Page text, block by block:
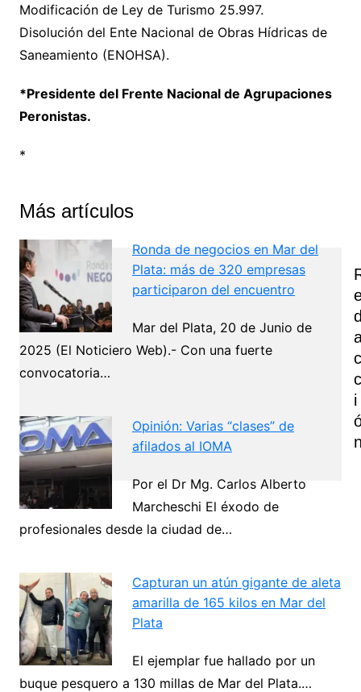
Modificación de Ley de Turismo 25.997.
Disolución del Ente Nacional de Obras Hídricas de
Saneamiento (ENOHSA).
*Presidente del Frente Nacional de Agrupaciones
Peronistas.
*
Más artículos
Ronda de negocios en Mar del
Plata: más de 320 empresas
participaron del encuentro
Mar del Plata, 20 de Junio de
2025 (El Noticiero Web).- Con una fuerte
convocatoria…
Opinión: Varias “clases” de
afilados al IOMA
Por el Dr Mg. Carlos Alberto
Marcheschi El éxodo de
profesionales desde la ciudad de…
Capturan un atún gigante de aleta
amarilla de 165 kilos en Mar del
Plata
El ejemplar fue hallado por un
buque pesquero a 130 millas de Mar del Plata.…
I
Navegación
entradas